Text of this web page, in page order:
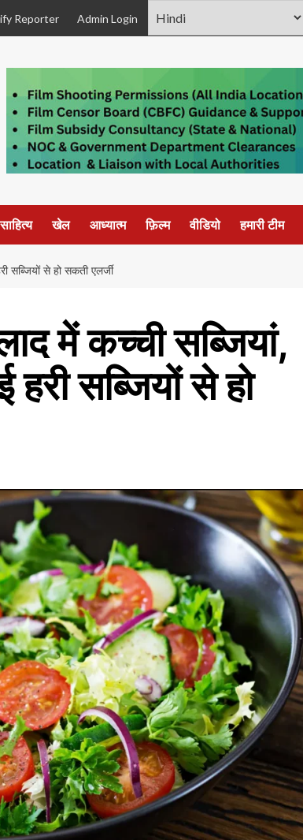
Reporter Admin Login
साहित्य खेल आध्यात्म फ़िल्म वीडियो हमारी टीम
से हो सकती एलर्जी
में कच्ची सब्जियां,
सब्जियों से हो